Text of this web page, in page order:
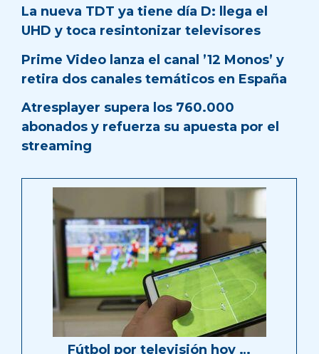
La nueva TDT ya tiene día D: llega el
UHD y toca resintonizar televisores
Prime Video lanza el canal ’12 Monos’ y
retira dos canales temáticos en España
Atresplayer supera los 760.000
abonados y refuerza su apuesta por el
streaming
Fútbol por televisión hoy …